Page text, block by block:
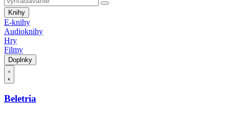
Knihy
E-knihy
Audioknihy
Hry
Filmy
Doplnky
Beletria